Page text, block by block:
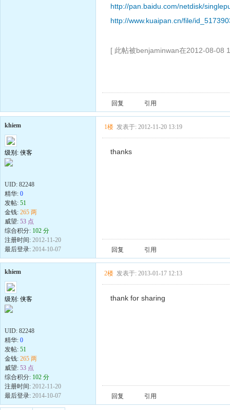
http://pan.baidu.com/netdisk/
http://www.kuaipan.cn/file/
[ 此帖被benjaminwan在2012-08-08
回复 引用
khiem
级别: 侠客
UID: 82248
精华: 0
发帖: 51
金钱: 265 两
威望: 53 点
综合积分: 102 分
注册时间: 2012-11-20
最后登录: 2014-10-07
1楼 发表于: 2012-11-20 13:19
thanks
回复 引用
khiem
级别: 侠客
UID: 82248
精华: 0
发帖: 51
金钱: 265 两
威望: 53 点
综合积分: 102 分
注册时间: 2012-11-20
最后登录: 2014-10-07
2楼 发表于: 2013-01-17 12:13
thank for sharing
回复 引用